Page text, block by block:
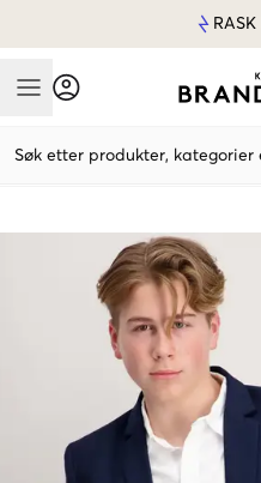
Mobile Menu
Søk etter produkter, kategorier